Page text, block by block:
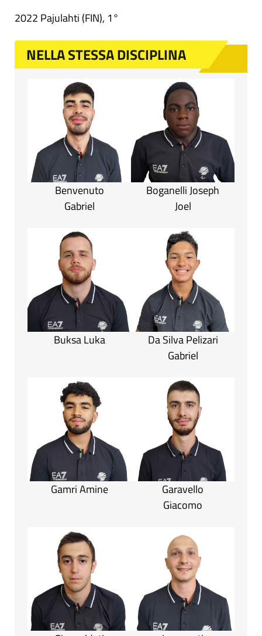
2022 Pajulahti (FIN), 1°
NELLA STESSA DISCIPLINA
Benvenuto
Gabriel
Boganelli Joseph
Joel
Buksa Luka
Da Silva Pelizari
Gabriel
Gamri Amine
Garavello
Giacomo